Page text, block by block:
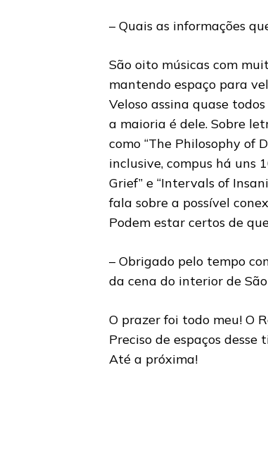
– Quais as informações
São oito músicas com
mantendo espaço para
Veloso assina quase
a maioria é dele. Sobre
como “The Philosophy of
inclusive, compus há uns
Grief” e “Intervals of
fala sobre a possível
Podem estar certos de
– Obrigado pelo tempo
da cena do interior de
O prazer foi todo meu! O
Preciso de espaços
Até a próxima!